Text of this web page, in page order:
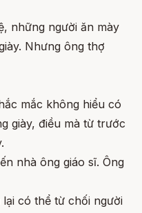
những người ăn mày
Nhưng ông thợ
mắc không hiểu có
giày, điều mà từ trước
nhà ông giáo sĩ. Ông
có thể từ chối người